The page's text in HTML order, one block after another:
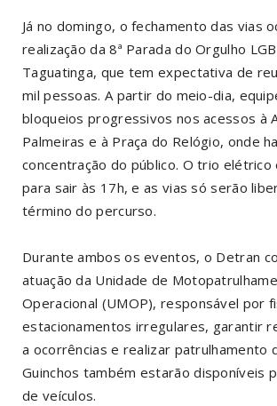
Já no domingo, o fechamento das vias
realização da 8ª Parada do Orgulho
Taguatinga, que tem expectativa de
mil pessoas. A partir do meio-dia,
bloqueios progressivos nos acessos à
Palmeiras e à Praça do Relógio, onde
concentração do público. O trio
para sair às 17h, e as vias só serão
término do percurso.
Durante ambos os eventos, o Detran
atuação da Unidade de
Operacional (UMOP), responsável por
estacionamentos irregulares, garantir
a ocorrências e realizar patrulhamento
Guinchos também estarão disponíveis
de veículos.